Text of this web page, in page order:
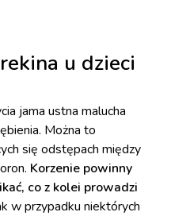
u dzieci
jama ustna malucha
Można to
się odstępach między
Korzenie powinny
co z kolei prowadzi
w przypadku niektórych